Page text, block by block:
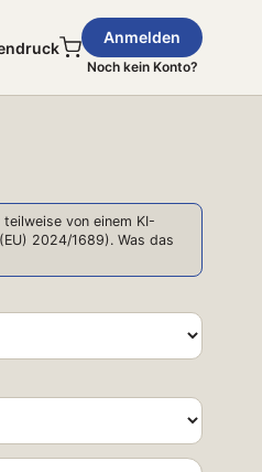
Anmelden
Noch kein Konto?
von einem KI-
2024/1689). Was das